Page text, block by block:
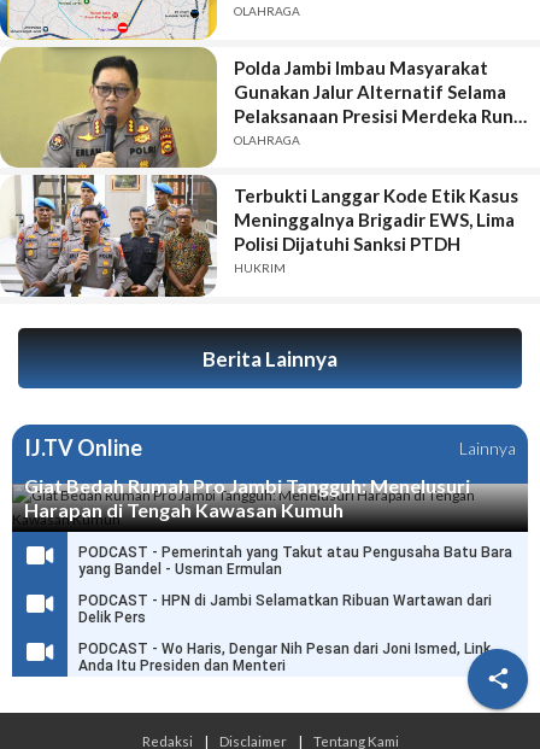

OLAHRAGA
Polda Jambi Imbau Masyarakat
Gunakan Jalur Alternatif Selama
Pelaksanaan Presisi Merdeka Run
2026
OLAHRAGA
Terbukti Langgar Kode Etik Kasus
Meninggalnya Brigadir EWS, Lima
Polisi Dijatuhi Sanksi PTDH
HUKRIM
Berita Lainnya
IJ.TV Online Lainnya
Giat Bedah Rumah Pro Jambi Tangguh: Menelusuri
Harapan di Tengah Kawasan Kumuh
PODCAST - Pemerintah yang Takut atau Pengusaha Batu Bara
yang Bandel - Usman Ermulan
PODCAST - HPN di Jambi Selamatkan Ribuan Wartawan dari
Delik Pers
PODCAST - Wo Haris, Dengar Nih Pesan dari Joni Ismed, Link
Anda Itu Presiden dan Menteri
Redaksi | Disclaimer | Tentang Kami